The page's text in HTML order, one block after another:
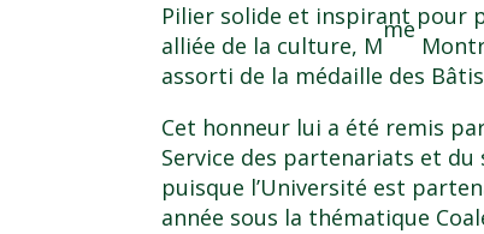
Pilier solide et inspirant pour
alliée de la culture, M
me
assorti de la médaille des
Cet honneur lui a été remis
Service des partenariats et du
puisque l’Université est
année sous la thématique